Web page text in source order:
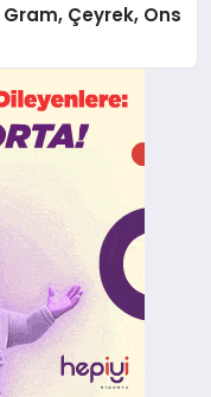
Gram, Çeyrek, Ons